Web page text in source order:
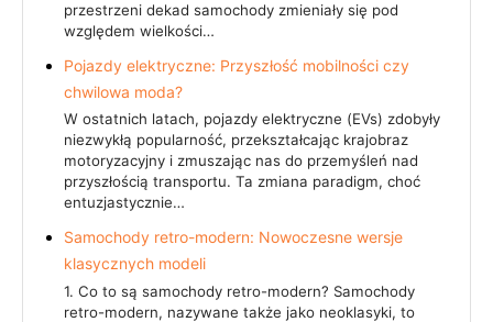
przestrzeni dekad samochody zmieniały się pod
względem wielkości…
Pojazdy elektryczne: Przyszłość mobilności czy
chwilowa moda?
W ostatnich latach, pojazdy elektryczne (EVs) zdobyły
niezwykłą popularność, przekształcając krajobraz
motoryzacyjny i zmuszając nas do przemyśleń nad
przyszłością transportu. Ta zmiana paradigm, choć
entuzjastycznie…
Samochody retro-modern: Nowoczesne wersje
klasycznych modeli
1. Co to są samochody retro-modern? Samochody
retro-modern, nazywane także jako neoklasyki, to